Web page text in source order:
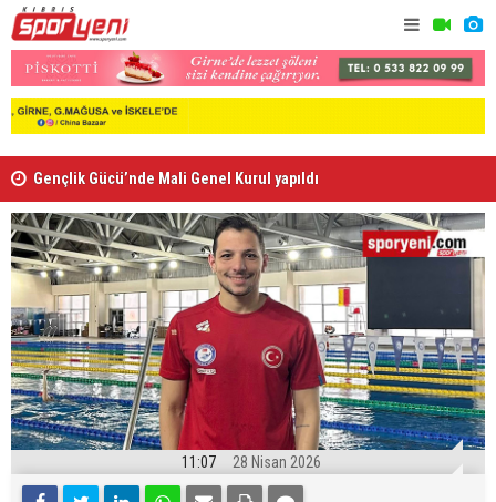
Gençlik Gücü’nde Mali Genel Kurul yapıldı
11:07 28 Nisan 2026